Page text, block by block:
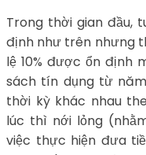
Trong thời gian đầu,
định như trên nhưng
lệ 10% được ổn định
sách tín dụng từ
thời kỳ khác nhau
lúc thì nới lỏng
việc thực hiện đưa